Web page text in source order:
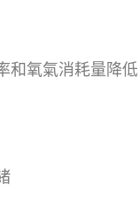
和氧氣消耗量降低